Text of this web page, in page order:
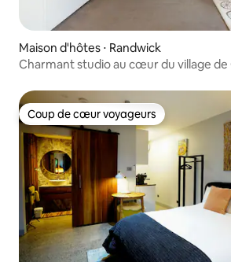
Maison d'hôtes ⋅ Randwick
Charmant studio au cœur du village de
Coup de cœur voyageurs
Coup de cœur voyageurs